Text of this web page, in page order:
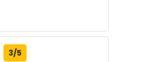
3/5